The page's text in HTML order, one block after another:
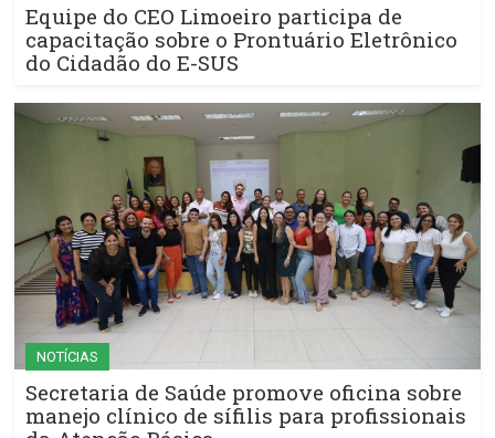
Equipe do CEO Limoeiro participa de
capacitação sobre o Prontuário Eletrônico
do Cidadão do E-SUS
NOTÍCIAS
Secretaria de Saúde promove oficina sobre
manejo clínico de sífilis para profissionais